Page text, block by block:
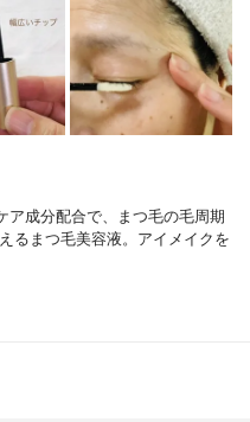
ア成分配合で、まつ毛の毛周期
るまつ毛美容液。アイメイクを